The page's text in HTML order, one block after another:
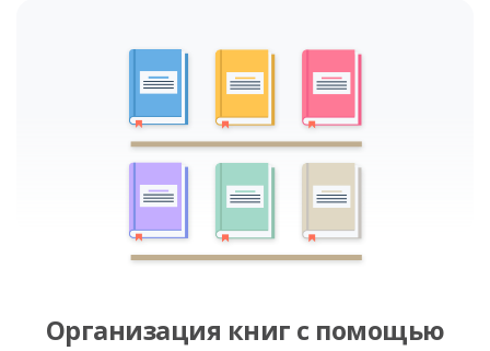
Организация книг с помощью